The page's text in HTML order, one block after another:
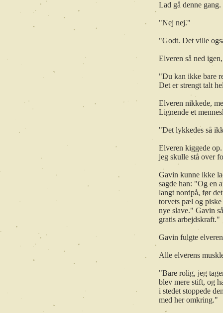
Lad gå denne
"Nej nej."
"Godt. Det ville
Elveren så ned
"Du kan ikke bare
Det er strengt talt
Elveren nikkede,
Lignende et
"Det lykkedes så
Elveren kiggede
jeg skulle stå over
Gavin kunne ikke
sagde han: "Og en
langt nordpå, før
torvets pæl og
nye slave." Gavin
gratis arbejdskraft."
Gavin fulgte
Alle elverens
"Bare rolig, jeg
blev mere stift, og
i stedet stoppede
med her omkring."